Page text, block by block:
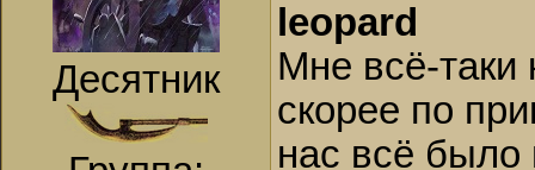
Десятник
leopard
Мне всё-таки
скорее по
нас всё было